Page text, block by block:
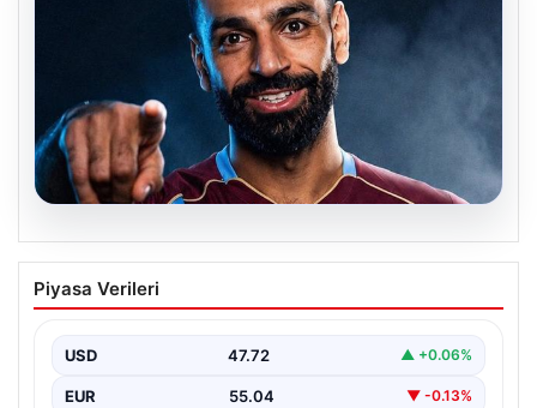
Mohamed Salah transferinin detayları
açıklandı!
Piyasa Verileri
USD 47.72 ▲ +0.06%
EUR 55.04 ▼ -0.13%